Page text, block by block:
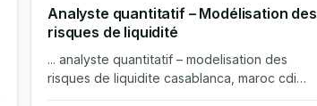
Analyste quantitatif – Modélisation des
risques de liquidité
... analyste quantitatif – modelisation des
risques de liquidite casablanca, maroc cdi
banque de financement et...